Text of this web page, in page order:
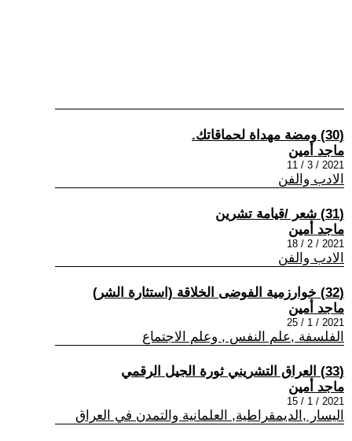
(30) ومضة مهداة لحماقاتك.
ماجد أمين
2021 / 3 / 11
الادب والفن
(31) شعر /قيامة تشرين
ماجد أمين
2021 / 2 / 18
الادب والفن
(32) خوارزمية الفوضى الخلاقة (استثارة الشر)
ماجد أمين
2021 / 1 / 25
الفلسفة ,علم النفس , وعلم الاجتماع
(33) العراق التشريني ثورة الجيل الرقمي
ماجد أمين
2021 / 1 / 15
اليسار ,الديمقراطية, العلمانية والتمدن في العراق